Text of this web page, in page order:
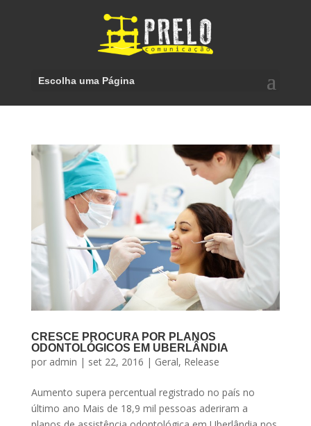
Escolha uma Página
CRESCE PROCURA POR PLANOS
ODONTOLÓGICOS EM UBERLÂNDIA
por admin | set 22, 2016 | Geral, Release
Aumento supera percentual registrado no país no
último ano Mais de 18,9 mil pessoas aderiram a